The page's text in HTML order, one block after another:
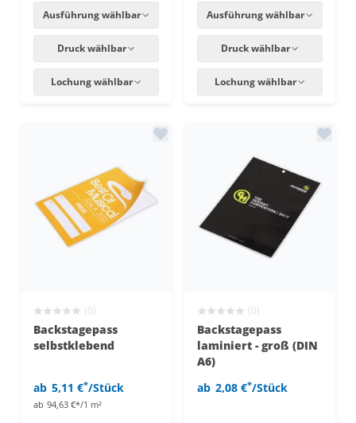
Ausführung wählbar
Druck wählbar
Lochung wählbar
Ausführung wählbar
Druck wählbar
Lochung wählbar
(0)
Backstagepass
selbstklebend
ab 5,11 €*/Stück
ab 94,63 €*/1 m²
(0)
Backstagepass
laminiert - groß (DIN
A6)
ab 2,08 €*/Stück